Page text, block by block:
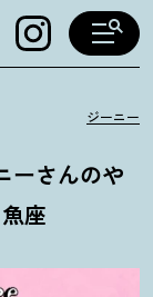
ジーニー
ーさんのや
座